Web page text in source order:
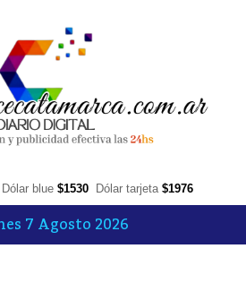
Dólar blue $1530 Dólar tarjeta $1976
7 Agosto 2026